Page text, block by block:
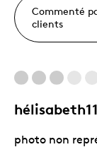
Commenté
clients
photo non